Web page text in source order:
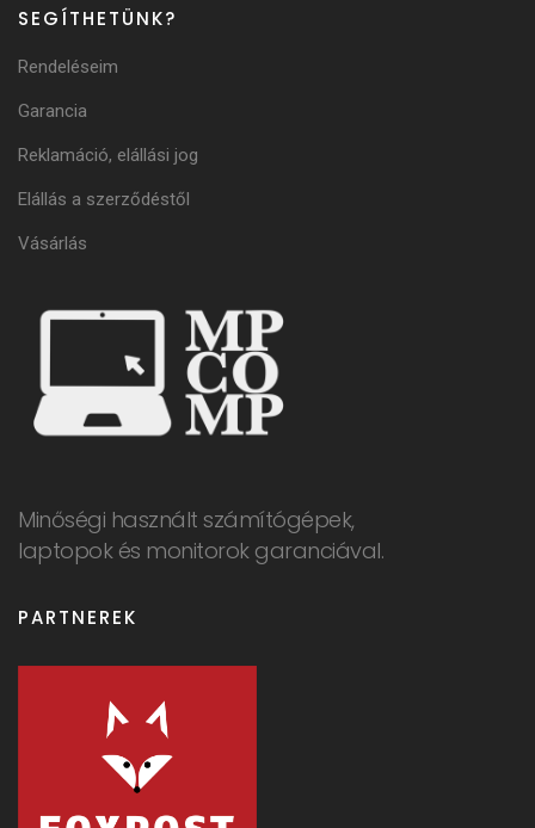
Minőségi használt számítógépek,
laptopok és monitorok garanciával.
SEGÍTHETÜNK?
Rendeléseim
Garancia
Reklamáció, elállási jog
Elállás a szerződéstől
Vásárlás
PARTNEREK